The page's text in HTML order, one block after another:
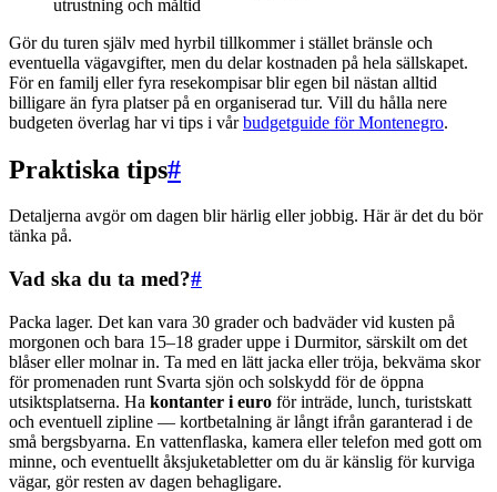
utrustning och måltid
Gör du turen själv med hyrbil tillkommer i stället bränsle och
eventuella vägavgifter, men du delar kostnaden på hela sällskapet.
För en familj eller fyra resekompisar blir egen bil nästan alltid
billigare än fyra platser på en organiserad tur. Vill du hålla nere
budgeten överlag har vi tips i vårbudgetguide för Montenegro.
Praktiska tips#
Detaljerna avgör om dagen blir härlig eller jobbig. Här är det du bör
tänka på.
Vad ska du ta med?#
Packa lager. Det kan vara 30 grader och badväder vid kusten på
morgonen och bara 15–18 grader uppe i Durmitor, särskilt om det
blåser eller molnar in. Ta med en lätt jacka eller tröja, bekväma skor
för promenaden runt Svarta sjön och solskydd för de öppna
utsiktsplatserna. Ha kontanter i euro för inträde, lunch, turistskatt
och eventuell zipline — kortbetalning är långt ifrån garanterad i de
små bergsbyarna. En vattenflaska, kamera eller telefon med gott om
minne, och eventuellt åksjuketabletter om du är känslig för kurviga
vägar, gör resten av dagen behagligare.